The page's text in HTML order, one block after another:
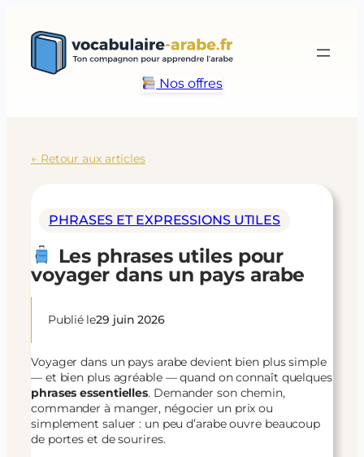
Nos offres
← Retour aux articles
PHRASES ET EXPRESSIONS UTILES
Les phrases utiles pour
voyager dans un pays arabe
Publié le29 juin 2026
Voyager dans un pays arabe devient bien plus simple
— et bien plus agréable — quand on connaît quelques
phrases essentielles. Demander son chemin,
commander à manger, négocier un prix ou
simplement saluer : un peu d’arabe ouvre beaucoup
de portes et de sourires.